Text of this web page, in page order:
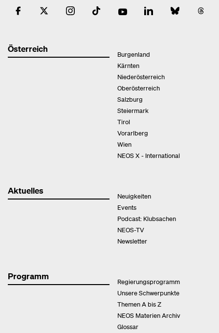
Österreich
Burgenland
Kärnten
Niederösterreich
Oberösterreich
Salzburg
Steiermark
Tirol
Vorarlberg
Wien
NEOS X - International
Aktuelles
Neuigkeiten
Events
Podcast: Klubsachen
NEOS-TV
Newsletter
Programm
Regierungsprogramm
Unsere Schwerpunkte
Themen A bis Z
NEOS Materien Archiv
Glossar